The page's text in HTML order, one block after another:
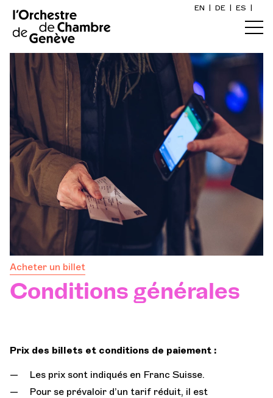
EN DE ES
Acheter un billet
Conditions générales
Prix des billets et conditions de paiement :
Les prix sont indiqués en Franc Suisse.
Pour se prévaloir d’un tarif réduit, il est
Accueil
Calendrier
Acheter un billet
Infos pratiques
Explorer
La Gazette du concert
Orchestre et musiciens
Espace Pro
Billetterie
Abonnements
Tarifs 26-27
Points de vente
Music pass
Conditions générales